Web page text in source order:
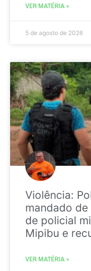
VER MATÉRIA »
5 de agosto de 2026
Violência:
mandado
de policial
Mipibu e
VER MATÉRIA »